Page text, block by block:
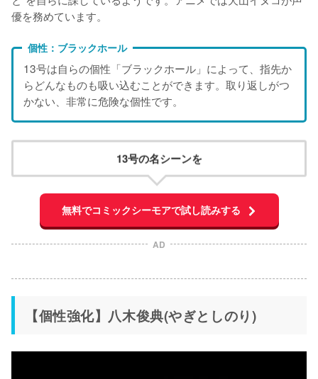
優を務めています。
個性：ブラックホール
13号は自らの個性「ブラックホール」によって、指先か
らどんなものも吸い込むことができます。取り返しがつ
かない、非常に危険な個性です。
13号の名シーンを
無料でコミックシーモアで試し読みする
AD
【個性強化】八木俊典(やぎとしのり)